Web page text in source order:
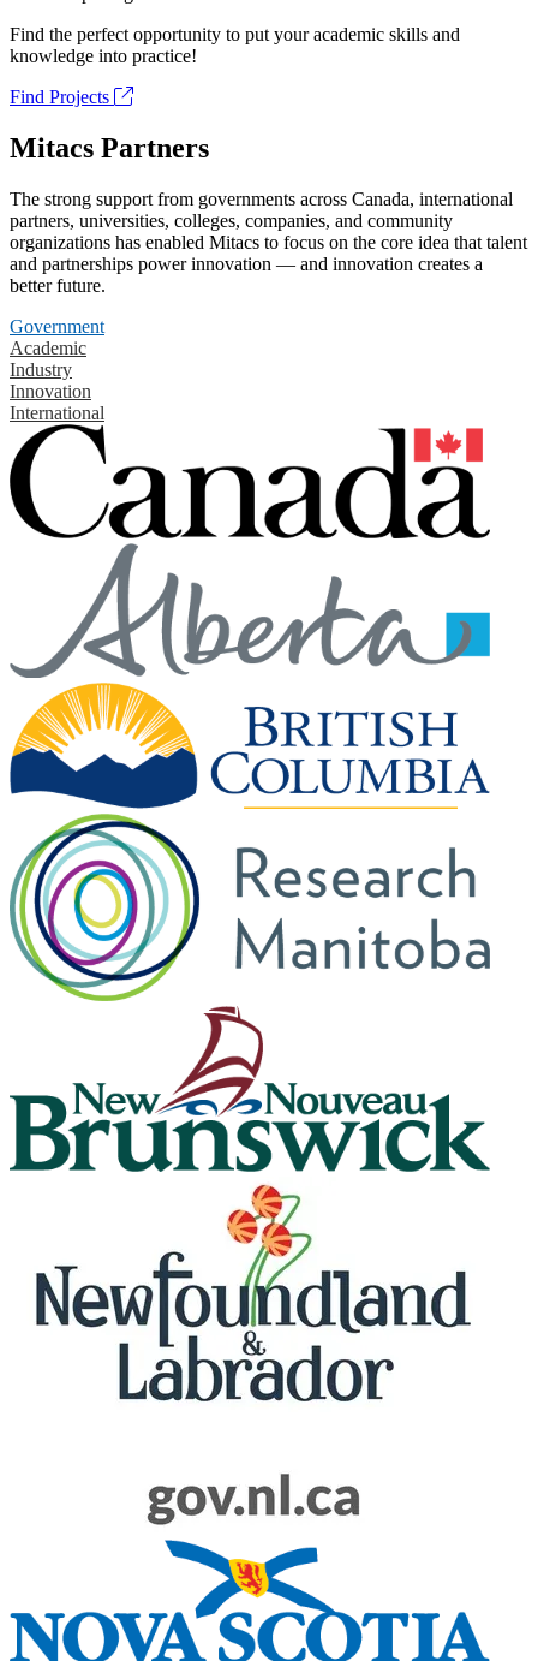
Find the perfect opportunity to put your academic skills and
knowledge into practice!
Find Projects
Mitacs Partners
The strong support from governments across Canada, international
partners, universities, colleges, companies, and community
organizations has enabled Mitacs to focus on the core idea that talent
and partnerships power innovation — and innovation creates a
better future.
Government
Academic
Industry
Innovation
International